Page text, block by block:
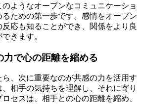
ようなオープンなコミュニケーショ
ための第一歩です。感情をオープン
応も知ることができ、関係をより良
きます。
力で心の距離を縮める
、次に重要なのが共感の力を活用す
相手の気持ちを理解し、それに寄り
セスは、相手との心の距離を縮め、